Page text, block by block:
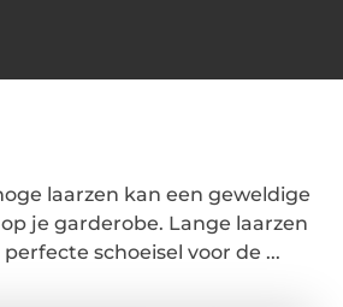
laarzen kan een geweldige
je garderobe. Lange laarzen
schoeisel voor de ...